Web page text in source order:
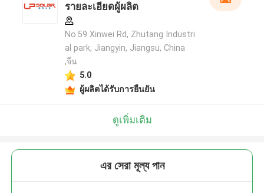
รายละเอียดผู้ผลิต
No.59 Xinwei Rd, Zhutang Industri
al park, Jiangyin, Jiangsu, China
,จีน
5.0
ผู้ผลิตได้รับการยืนยัน
ดูเพิ่มเติม
এর সেরা মূল্য পান